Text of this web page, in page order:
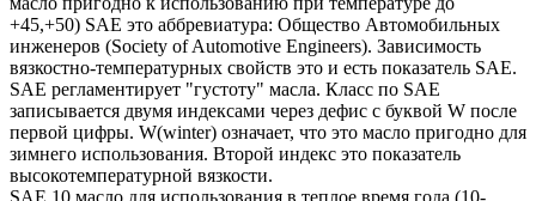
+45,+50) SAE это аббревиатура: Общество Автомобильных
инженеров (Society of Automotive Engineers). Зависимость
вязкостно-температурных свойств это и есть показатель SAE.
SAE регламентирует "густоту" масла. Класс по SAE
записывается двумя индексами через дефис с буквой W после
первой цифры. W(winter) означает, что это масло пригодно для
зимнего использования. Второй индекс это показатель
высокотемпературной вязкости.